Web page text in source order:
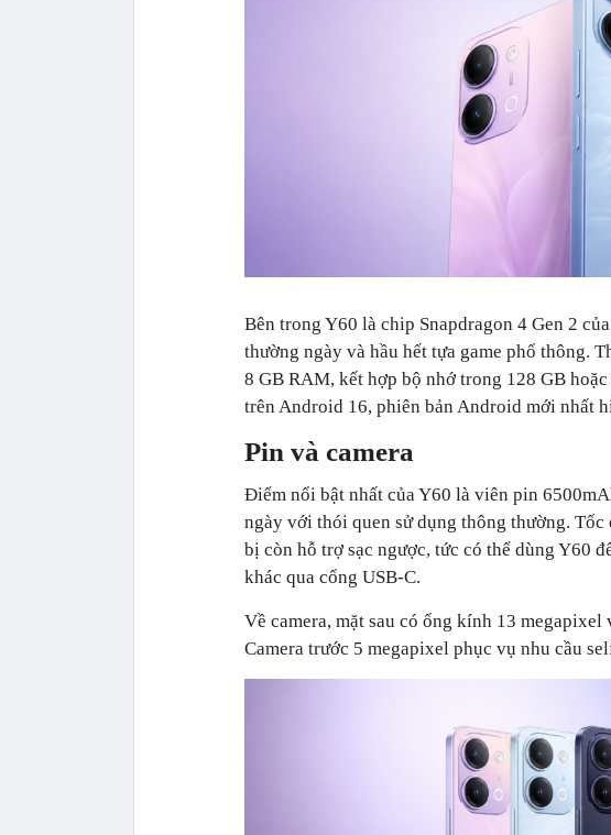
Bên trong Y60 là chip Snapdragon 4 Gen 2
thường ngày và hầu hết tựa game phổ thông.
8 GB RAM, kết hợp bộ nhớ trong 128 GB
trên Android 16, phiên bản Android mới nhất
Pin và camera
Điểm nổi bật nhất của Y60 là viên pin
ngày với thói quen sử dụng thông thường.
bị còn hỗ trợ sạc ngược, tức có thể dùng Y60
khác qua cổng USB-C.
Về camera, mặt sau có ống kính 13
Camera trước 5 megapixel phục vụ nhu cầu